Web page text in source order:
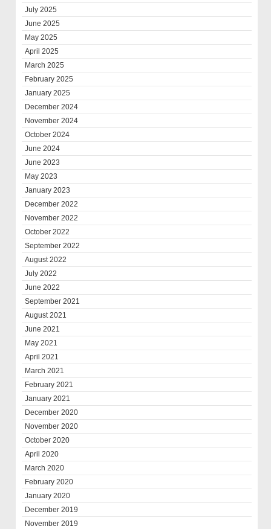
July 2025
June 2025
May 2025
April 2025
March 2025
February 2025
January 2025
December 2024
November 2024
October 2024
June 2024
June 2023
May 2023
January 2023
December 2022
November 2022
October 2022
September 2022
August 2022
July 2022
June 2022
September 2021
August 2021
June 2021
May 2021
April 2021
March 2021
February 2021
January 2021
December 2020
November 2020
October 2020
April 2020
March 2020
February 2020
January 2020
December 2019
November 2019